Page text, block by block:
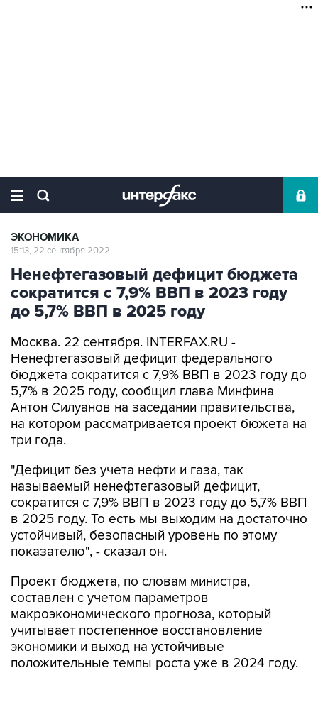
ЭКОНОМИКА
15:13, 22 сентября 2022
Ненефтегазовый дефицит бюджета
сократится с 7,9% ВВП в 2023 году
до 5,7% ВВП в 2025 году
Москва. 22 сентября. INTERFAX.RU -
Ненефтегазовый дефицит федерального
бюджета сократится с 7,9% ВВП в 2023 году до
5,7% в 2025 году, сообщил глава Минфина
Антон Силуанов на заседании правительства,
на котором рассматривается проект бюжета на
три года.
"Дефицит без учета нефти и газа, так
называемый ненефтегазовый дефицит,
сократится с 7,9% ВВП в 2023 году до 5,7% ВВП
в 2025 году. То есть мы выходим на достаточно
устойчивый, безопасный уровень по этому
показателю", - сказал он.
Проект бюджета, по словам министра,
составлен с учетом параметров
макроэкономического прогноза, который
учитывает постепенное восстановление
экономики и выход на устойчивые
положительные темпы роста уже в 2024 году.